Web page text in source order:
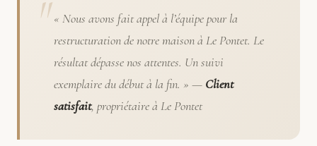
« Nous avons fait appel à l’équipe pour la
restructuration de notre maison à Le Pontet. Le
résultat dépasse nos attentes. Un suivi
exemplaire du début à la fin. » — Client
satisfait, propriétaire à Le Pontet